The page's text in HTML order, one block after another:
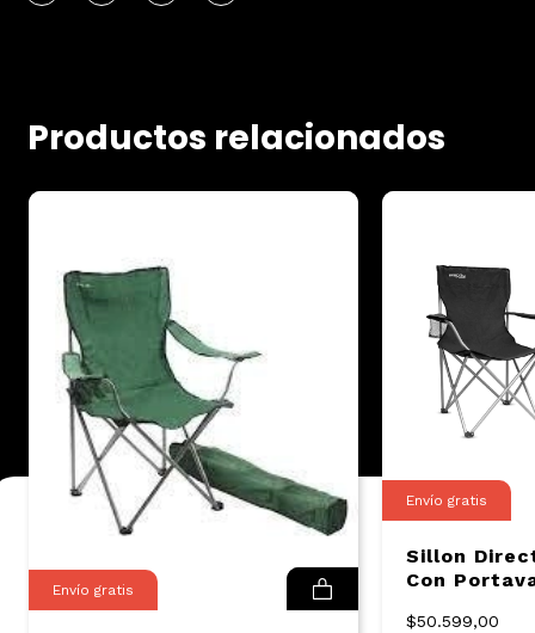
Productos relacionados
Envío gratis
Envío gratis
Sillon
Con
$50.599,00